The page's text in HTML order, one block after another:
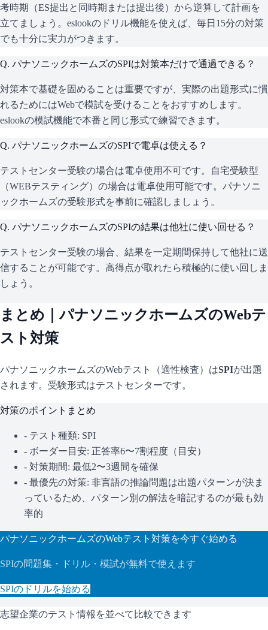
考時期（ES提出と同時期または提出後）から逆算して計画を
立てましょう。eslookのドリル機能を使えば、毎日15分の対策
でも十分に実力がつきます。
Q. パナソニックホームズのSPIは対策本だけで通過できる？
対策本で基礎を固めることは重要ですが、実際の出題形式に慣
れるためにはWebで模試を受けることをおすすめします。
eslookの模試機能で本番と同じ形式で練習できます。
Q. パナソニックホームズのSPIで電卓は使える？
テストセンター受験の場合は電卓使用不可です。自宅受験型
（WEBテスティング）の場合は電卓使用可能です。パナソニ
ックホームズの受験形式を事前に確認しましょう。
Q. パナソニックホームズのSPIの結果は他社に使い回せる？
テストセンター受験の場合、結果を一定期間保持して他社に送
信することが可能です。高得点が取れたら積極的に使い回しま
しょう。
まとめ｜パナソニックホームズのWebテ
スト対策
パナソニックホームズのWebテスト（適性検査）はSPIが出題
されます。 受験形式はテストセンターです。
対策のポイントまとめ
- テスト種類: SPI
- ボーダー目安: 正答率6〜7割程度（目安）
- 対策期間: 最低2〜3週間を確保
- 最優先の対策: 非言語の推論問題は出題パターンが決ま
っているため、パターン別の解法を暗記するのが最も効
率的
パナソニックホームズのWebテスト対策を今すぐ始める
SPIの問題集・ドリル・模試が無料で使えます
SPIのドリルを始める
志望企業のテスト情報を並べて比較できます